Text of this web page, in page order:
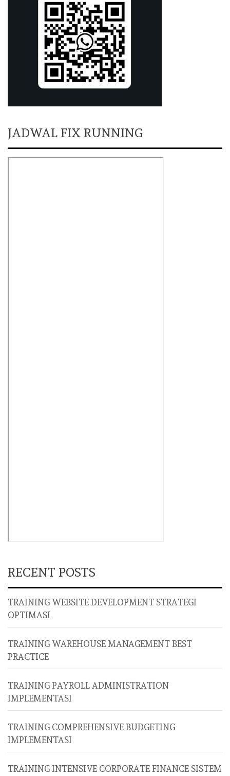
JADWAL FIX RUNNING
RECENT POSTS
TRAINING WEBSITE DEVELOPMENT STRATEGI
OPTIMASI
TRAINING WAREHOUSE MANAGEMENT BEST
PRACTICE
TRAINING PAYROLL ADMINISTRATION
IMPLEMENTASI
TRAINING COMPREHENSIVE BUDGETING
IMPLEMENTASI
TRAINING INTENSIVE CORPORATE FINANCE SISTEM